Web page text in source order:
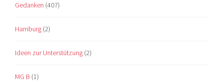
Gedanken (407)
Hamburg (2)
Ideen zur Unterstützung (2)
MG B (1)